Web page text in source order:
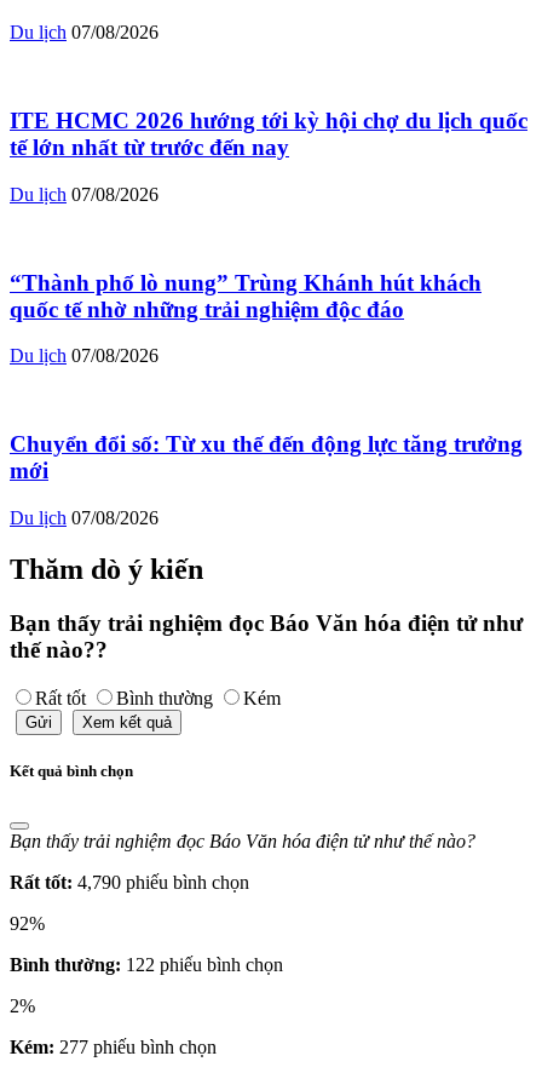
Du lịch 07/08/2026
ITE HCMC 2026 hướng tới kỳ hội chợ du lịch quốc
tế lớn nhất từ trước đến nay
Du lịch 07/08/2026
“Thành phố lò nung” Trùng Khánh hút khách
quốc tế nhờ những trải nghiệm độc đáo
Du lịch 07/08/2026
Chuyển đổi số: Từ xu thế đến động lực tăng trưởng
mới
Du lịch 07/08/2026
Thăm dò ý kiến
Bạn thấy trải nghiệm đọc Báo Văn hóa điện tử như
thế nào??
Rất tốt Bình thường Kém
Gửi Xem kết quả
Kết quả bình chọn
Bạn thấy trải nghiệm đọc Báo Văn hóa điện tử như thế nào?
Rất tốt: 4,790 phiếu bình chọn
92%
Bình thường: 122 phiếu bình chọn
2%
Kém: 277 phiếu bình chọn